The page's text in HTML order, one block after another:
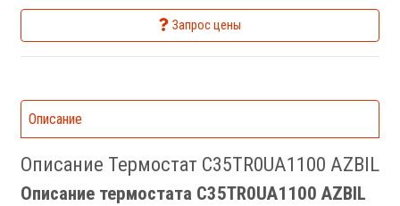
Запрос цены
Описание
Описание Термостат C35TR0UA1100 AZBIL
Описание термостата C35TR0UA1100 AZBIL